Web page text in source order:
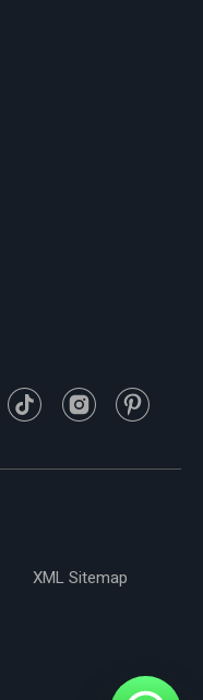
XML Sitemap